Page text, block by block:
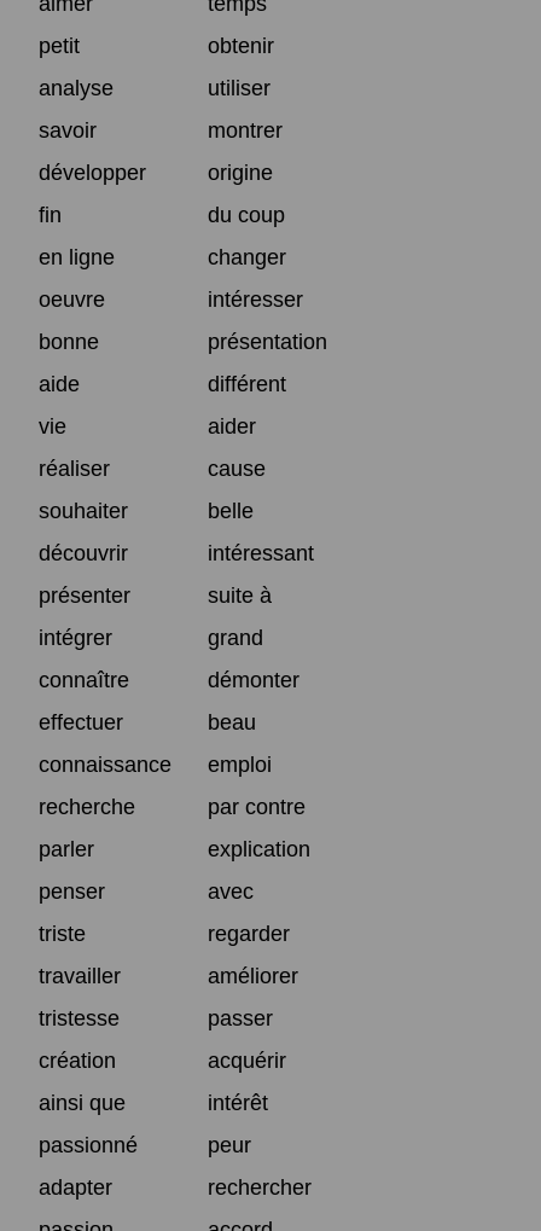
petit
obtenir
analyse
utiliser
savoir
montrer
développer
origine
fin
du coup
en ligne
changer
oeuvre
intéresser
bonne
présentation
aide
différent
vie
aider
réaliser
cause
souhaiter
belle
découvrir
intéressant
présenter
suite à
intégrer
grand
connaître
démonter
effectuer
beau
connaissance
emploi
recherche
par contre
parler
explication
penser
avec
triste
regarder
travailler
améliorer
tristesse
passer
création
acquérir
ainsi que
intérêt
passionné
peur
adapter
rechercher